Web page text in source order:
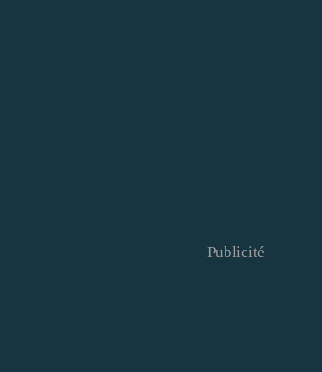
Publicité